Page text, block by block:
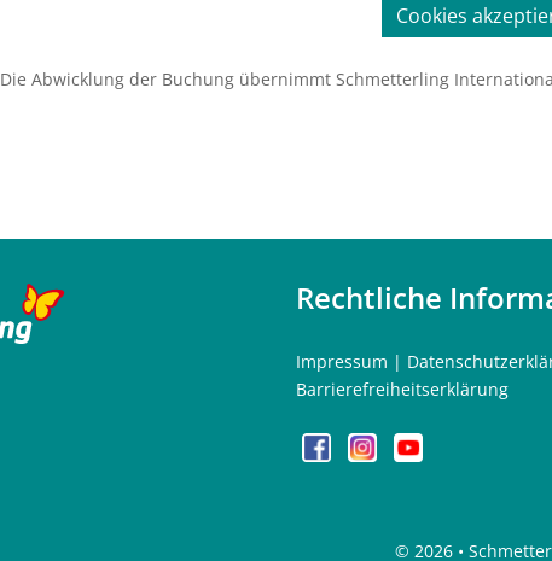
Cookies
Die Abwicklung der Buchung übernimmt Schmetterling
Rechtliche
Impressum |
Barrierefreiheitserklärung
© 2026 •